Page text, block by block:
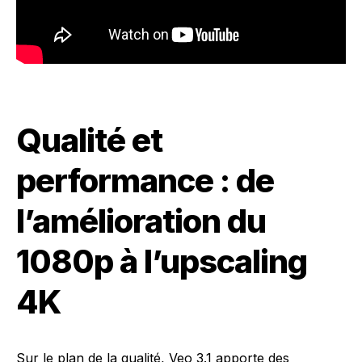
Qualité et
performance : de
l’amélioration du
1080p à l’upscaling
4K
Sur le plan de la qualité, Veo 3.1 apporte des